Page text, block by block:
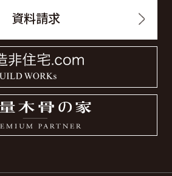
資料請求